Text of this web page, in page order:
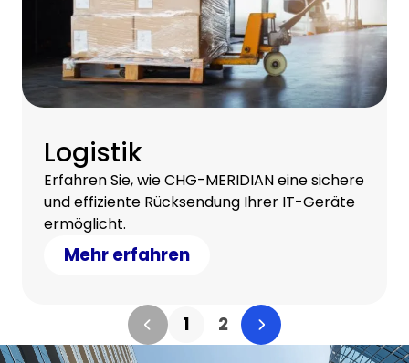
Logistik
Erfahren Sie, wie CHG-MERIDIAN eine sichere
und effiziente Rücksendung Ihrer IT-Geräte
ermöglicht.
Mehr erfahren
1 2